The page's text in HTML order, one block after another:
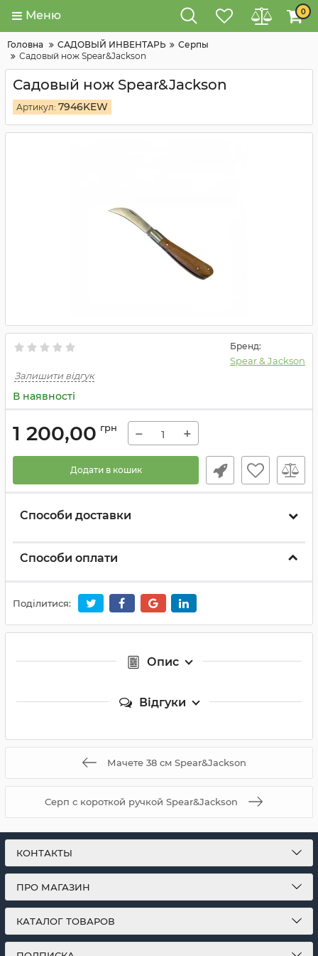
Меню 0
Головна САДОВЫЙ ИНВЕНТАРЬ
Серпы
Садовый нож Spear&Jackson
Садовый нож Spear&Jackson
Артикул: 7946KEW
Бренд:
Spear & Jackson
Залишити відгук
В наявності
1 200,00 грн − +
Додати в кошик
Способи доставки
Способи оплати
Поділитися:
Опис
Відгуки
Мачете 38 см Spear&Jackson
Серп с короткой ручкой Spear&Jackson
КОНТАКТЫ
ПРО МАГАЗИН
КАТАЛОГ ТОВАРОВ